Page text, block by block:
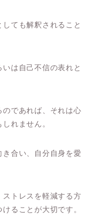
ても解釈されること
は自己不信の表れと
のであれば、それは心
れません。
合い、自分自身を愛
ストレスを軽減する方
ることが大切です。